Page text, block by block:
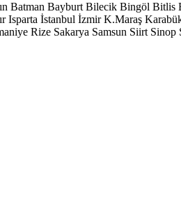
Batman Bayburt Bilecik Bingöl Bitlis
Isparta İstanbul İzmir K.Maraş
Rize Sakarya Samsun Siirt Sinop